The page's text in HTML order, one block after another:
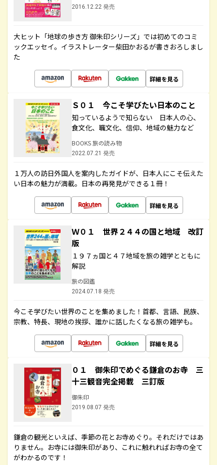
2016.12.22 発売
大ヒット「地球の歩き方 御朱印シリーズ」では初めてのコミ
ックエッセイ。イラストレーター柴田かおるが書きおろしまし
た
詳細を見る
Ｓ０１ 今こそ学びたい日本のこと
知っているようで知らない 日本人の心、
食文化、職文化、信仰、地域の魅力など
BOOKS 旅の読み物
2022.07.21 発売
１万人の訪日外国人を案内したガイドが、日本人にこそ伝えた
い日本の魅力が満載。日本の再発見ができる１冊！
詳細を見る
Ｗ０１ 世界２４４の国と地域 改訂
版
１９７ヵ国と４７地域を旅の雑学とともに
解説
旅の図鑑
2024.07.18 発売
今こそ学びたい世界のことを集めました！首都、言語、民族、
宗教、特長、現地の挨拶、誰かに話したくなる旅の雑学も。
詳細を見る
０１ 御朱印でめぐる鎌倉のお寺 三
十三観音完全掲載 三訂版
御朱印
2019.08.07 発売
鎌倉の観光といえば、季節の花とお寺めぐり。それだけではあ
りません。お寺には御朱印があり、これに触れればお寺の全て
がわかるのです！